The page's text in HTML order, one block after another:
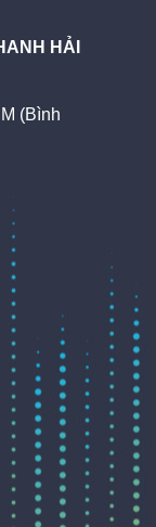
HẢI
(Bình